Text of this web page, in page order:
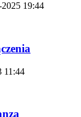
19:44
11:44